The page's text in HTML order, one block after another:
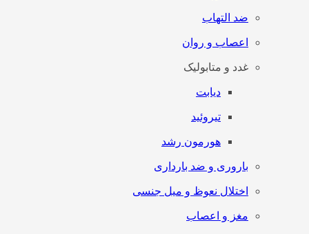
ضد التهاب
اعصاب و روان
غدد و متابولیک
دیابت
تیروئید
هورمون رشد
باروری و ضد بارداری
اختلال نعوظ و میل جنسی
مغز و اعصاب